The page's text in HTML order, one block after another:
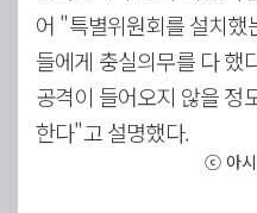
어 "특별위원회를 설치했
들에게 충실의무를 다 했
공격이 들어오지 않을 정
한다"고 설명했다.
ⓒ 아시